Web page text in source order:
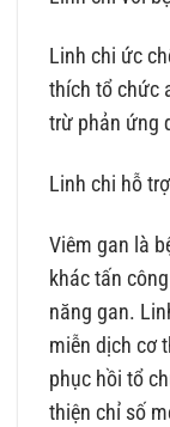
Linh chi ức
thích tổ chức
trừ phản ứng
Linh chi hỗ
Viêm gan là
khác tấn
năng gan.
miễn dịch cơ
phục hồi tổ
thiện chỉ số